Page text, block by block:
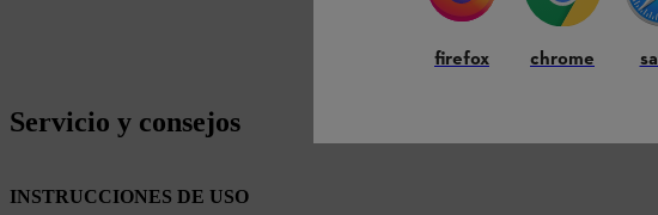
Servicio y consejos
INSTRUCCIONES DE USO
firefox chrome